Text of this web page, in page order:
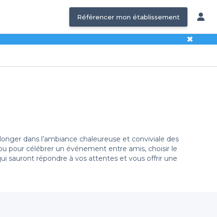
Référencer mon établissement
✖
dans l’ambiance chaleureuse et conviviale des
pour célébrer un événement entre amis, choisir le
sauront répondre à vos attentes et vous offrir une
bars disponibles dans le Jura. Grâce à notre